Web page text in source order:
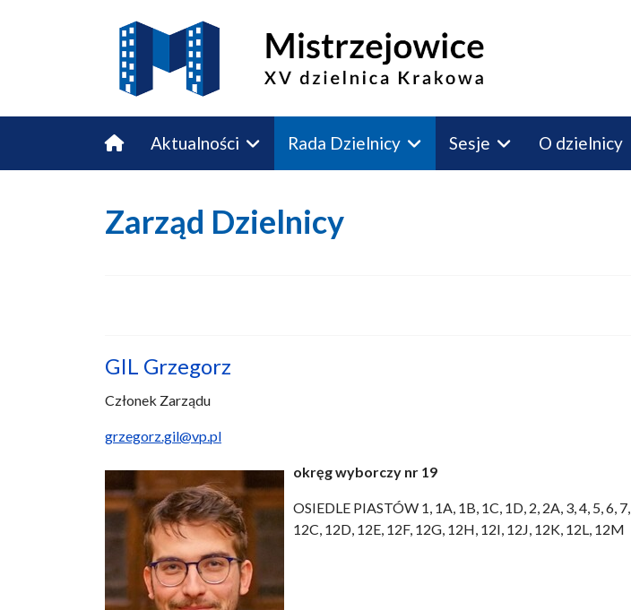
Aktualności Rada Dzielnicy Sesje O dzielnicy
Zarząd Dzielnicy
GIL Grzegorz
Członek Zarządu
grzegorz.gil@vp.pl
okręg wyborczy nr 19
OSIEDLE PIASTÓW 1, 1A, 1B, 1C, 1D, 2, 2A, 3, 4, 5, 6,
12C, 12D, 12E, 12F, 12G, 12H, 12I, 12J, 12K, 12L, 12M